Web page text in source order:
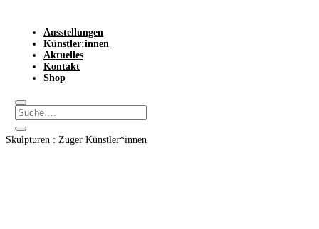
Ausstellungen
Künstler:innen
Aktuelles
Kontakt
Shop
Skulpturen : Zuger Künstler*innen